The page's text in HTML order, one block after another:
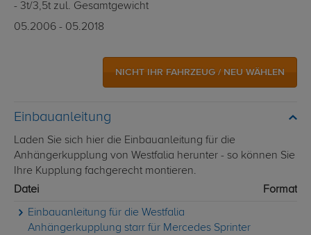
- 3t/3,5t zul. Gesamtgewicht
05.2006 - 05.2018
NICHT IHR FAHRZEUG / NEU WÄHLEN
Einbauanleitung
Laden Sie sich hier die Einbauanleitung für die
Anhängerkupplung von Westfalia herunter - so können Sie
Ihre Kupplung fachgerecht montieren.
Datei
Format
Einbauanleitung für die Westfalia
Anhängerkupplung starr für Mercedes Sprinter